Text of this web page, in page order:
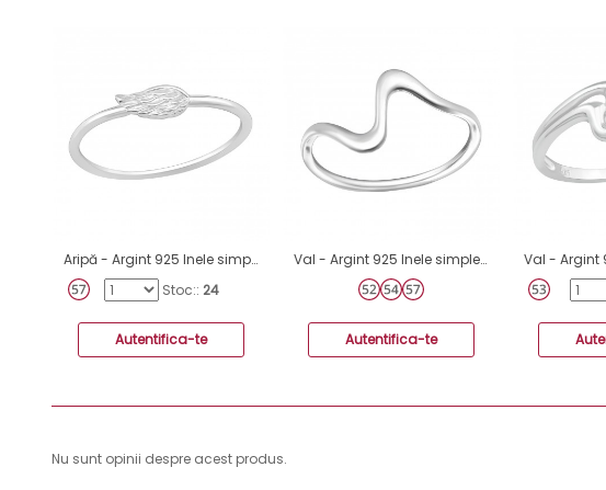
Aripă - Argint 925 Inele simple A4S20178
Stoc:: 24
Autentifica-te
Val - Argint 925 Inele simple A4S44853
Autentifica-te
Nu sunt opinii despre acest produs.